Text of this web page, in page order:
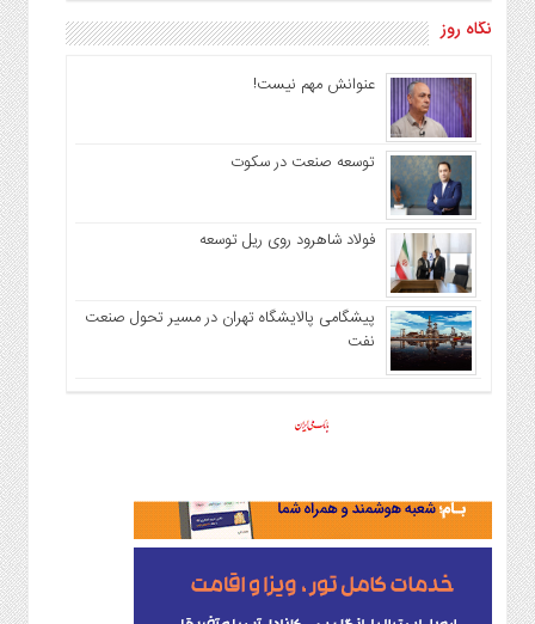
نگاه روز
عنوانش مهم نیست!
توسعه صنعت در سکوت
فولاد شاهرود روی ریل توسعه
پیشگامی پالایشگاه تهران در مسیر تحول صنعت
نفت